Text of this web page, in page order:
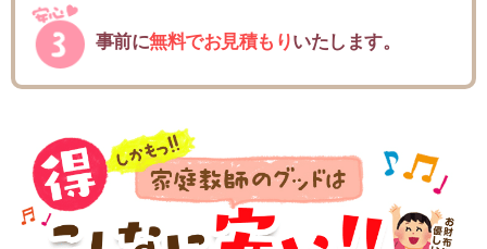
事前に無料でお見積もりいたします。